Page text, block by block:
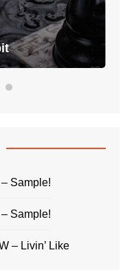
Sample!
Sample!
– Livin’ Like